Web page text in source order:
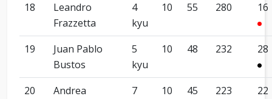
18
Leandro
Frazzetta
4
kyu
10 55 280 16
19
Juan Pablo
Bustos
5
kyu
10 48 232 28
20
Andrea
7
10 45 223 22